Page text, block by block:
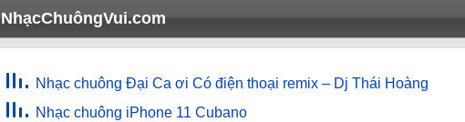
NhạcChuôngVui.com
Nhạc chuông Đại Ca ơi Có điện thoại remix – Dj Thái Hoàng
Nhạc chuông iPhone 11 Cubano